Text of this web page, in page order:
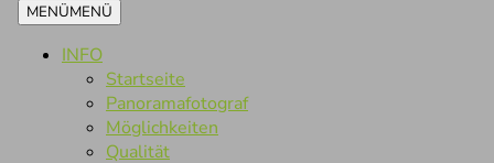
MENÜMENÜ
INFO
Startseite
Panoramafotograf
Möglichkeiten
Qualität